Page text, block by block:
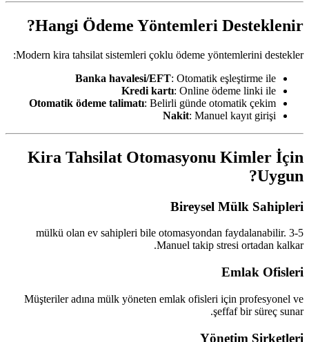
Hangi Ödeme Yöntemleri Desteklenir?
Modern kira tahsilat sistemleri çoklu ödeme yöntemlerini destekler:
Banka havalesi/EFT: Otomatik eşleştirme ile
Kredi kartı: Online ödeme linki ile
Otomatik ödeme talimatı: Belirli günde otomatik çekim
Nakit: Manuel kayıt girişi
Kira Tahsilat Otomasyonu Kimler İçin
Uygun?
Bireysel Mülk Sahipleri
3-5 mülkü olan ev sahipleri bile otomasyondan faydalanabilir.
Manuel takip stresi ortadan kalkar.
Emlak Ofisleri
Müşteriler adına mülk yöneten emlak ofisleri için profesyonel ve
şeffaf bir süreç sunar.
Yönetim Şirketleri